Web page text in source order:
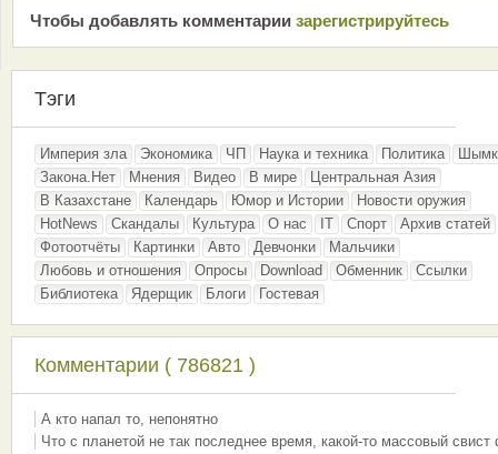
Чтобы добавлять комментарии зарeгиcтрирyйтeсь
Тэги
Империя зла Экономика ЧП Наука и техника Политика
Закона.Нет
Мнения Видео В мире
Центральная Азия
В Казахстане
Календарь Юмор и Истории
Новости оружия
HotNews
Скандалы Культура О нас IT Спорт
Архив статей
Фотоотчёты
Картинки Авто Девчонки
Мальчики
Любовь и отношения
Опросы Download Обменник
Ссылки
Библиотека
Ядерщик Блоги Гостевая
Комментарии ( 786821 )
А кто напал то, непонятно
Что с планетой не так последнее время, какой-то массовый свист